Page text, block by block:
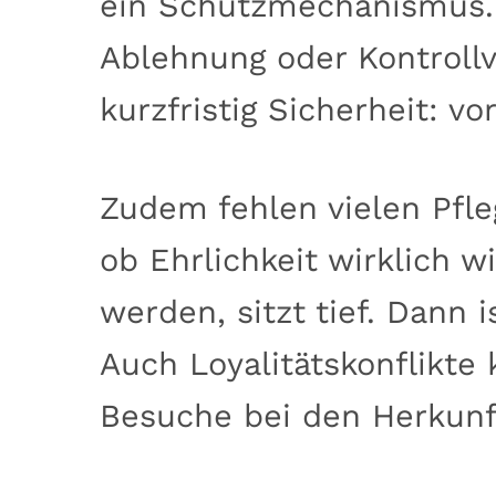
Ablehnung oder
kurzfristig Sicherheit:
Zudem fehlen vielen
ob Ehrlichkeit wirklich
werden, sitzt tief. Dann
Auch Loyalitätskonflikte
Besuche bei den